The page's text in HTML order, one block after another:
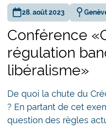
28. août 2023
Conférence
régulation
libéralisme»
De quoi la chute du
? En partant de cet
question des règles